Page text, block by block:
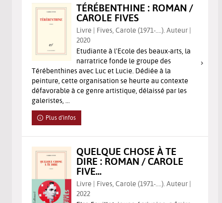
TÉRÉBENTHINE : ROMAN /
CAROLE FIVES
Livre | Fives, Carole (1971-....). Auteur |
2020
Etudiante à l'Ecole des beaux-arts, la
narratrice fonde le groupe des
Térébenthines avec Luc et Lucie. Dédiée à la
peinture, cette organisation se heurte au contexte
défavorable à ce genre artistique, délaissé par les
galeristes, ...
Plus d'infos
QUELQUE CHOSE À TE
DIRE : ROMAN / CAROLE
FIVE...
Livre | Fives, Carole (1971-....). Auteur |
2022